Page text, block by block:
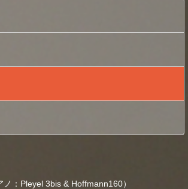
ノ：Pleyel 3bis & Hoffmann160）